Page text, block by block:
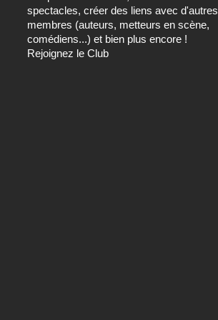
spectacles, créer des liens avec d'autres
membres (auteurs, metteurs en scène,
comédiens...) et bien plus encore !
Rejoignez le Club